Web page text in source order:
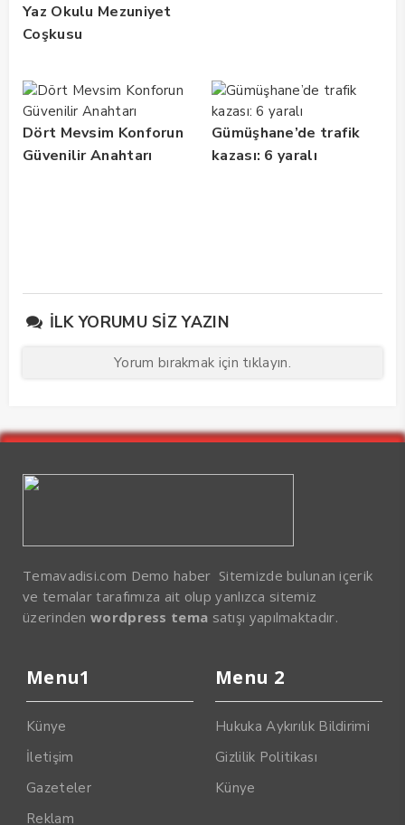
Yaz Okulu Mezuniyet
Coşkusu
Dört Mevsim Konforun
Güvenilir Anahtarı
Gümüşhane’de trafik
kazası: 6 yaralı
İLK YORUMU SIZ YAZIN
Yorum bırakmak için tıklayın.
Temavadisi.com Demo haber Sitemizde bulunan içerik
ve temalar tarafımıza ait olup yanlızca sitemiz
üzerinden wordpress tema satışı yapılmaktadır.
Menu1
Künye
İletişim
Gazeteler
Reklam
Menu 2
Hukuka Aykırılık Bildirimi
Gizlilik Politikası
Künye